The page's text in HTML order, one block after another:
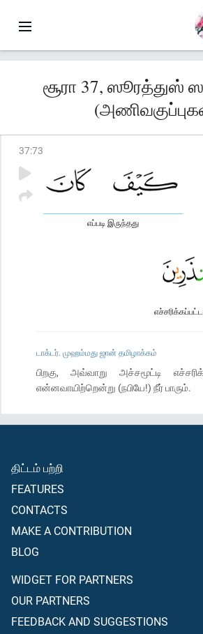
சூரா 37, ஸூரத்துஸ்
37:73
எப்படி இருந்தது
டாக்டர். முஹம்மது ஜான் தமிழாக்கம்
பிறகு, அவ்வாறு அச்சமூட்டி
என்னவாயிற்றென்று (நபியே!) நீர் பாரும்.
திட்டம் பற்றி
FEATURES
CONTACTS
MAKE A CONTRIBUTION
BLOG
WIDGET FOR PARTNERS
OUR PARTNERS
FEEDBACK AND SUGGESTIONS